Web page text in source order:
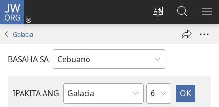
JW.ORG
Ilisi
pinulongan
sa
site
Log
ug
window)
Pangitaa
sa
JW.ORG
Galacia
BASAHA SA
IPAKITA ANG
Basahon
Kapitulo